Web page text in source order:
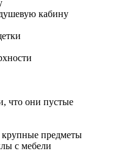
кабину
что они пустые
предметы
с мебели